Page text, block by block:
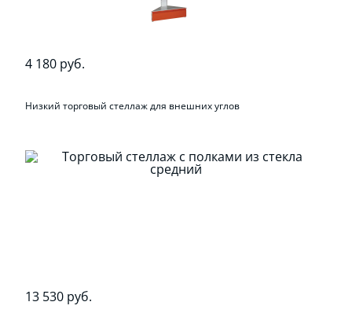
4 180 руб.
Низкий торговый стеллаж для внешних углов
13 530 руб.